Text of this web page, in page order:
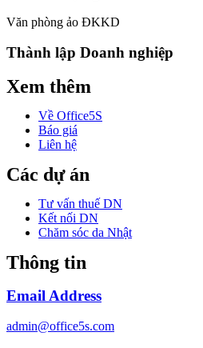
Văn phòng ảo ĐKKD
Thành lập Doanh nghiệp
Xem thêm
Về Office5S
Báo giá
Liên hệ
Các dự án
Tư vấn thuế DN
Kết nối DN
Chăm sóc da Nhật
Thông tin
Email Address
admin@office5s.com